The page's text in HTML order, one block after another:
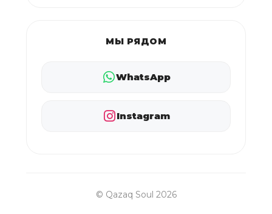
МЫ РЯДОМ
WhatsApp
Instagram
© Qazaq Soul 2026